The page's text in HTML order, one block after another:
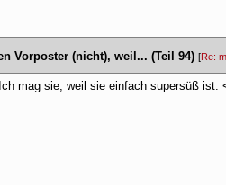
Vorposter (nicht), weil... (Teil 94) [Re:
Ich mag sie, weil sie einfach supersüß ist.